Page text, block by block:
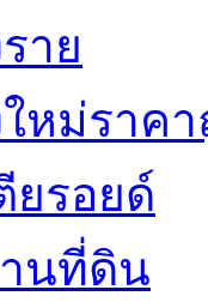
าย
ใหม่ราค
ยรอยด์
นที่ดิน